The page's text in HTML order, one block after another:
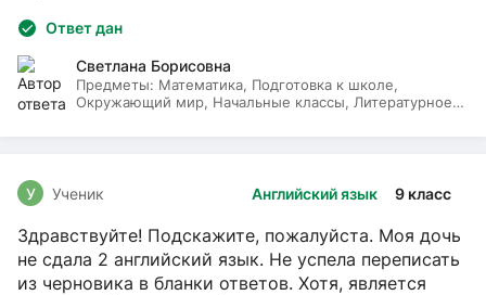
Ответ дан
Светлана Борисовна
Предметы: Математика, Подготовка к школе,
Окружающий мир, Начальные классы, Литературное
Английский язык 9 класс
У Ученик
Здравствуйте! Подскажите, пожалуйста. Моя дочь
не сдала 2 английский язык. Не успела переписать
из черновика в бланки ответов. Хотя, является